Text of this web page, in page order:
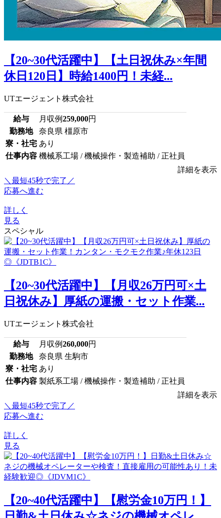
【20~30代活躍中】【土日祝休み×年間
休日120日】時給1400円！未経...
UTエージェント株式会社
給与 月収例259,000円
勤務地
奈良県 橿原市
寮・社宅 あり
仕事内容 機械系工場 / 機械操作・製造補助 / 正社員
詳細を表示
＼最短45秒で完了／
応募へ進む
詳しく
見る
スペシャル
【20~30代活躍中】【月収26万円可×土
日祝休み】厚紙の運搬・セット作業...
UTエージェント株式会社
給与 月収例260,000円
勤務地
奈良県 生駒市
寮・社宅 あり
仕事内容 製紙系工場 / 機械操作・製造補助 / 正社員
詳細を表示
＼最短45秒で完了／
応募へ進む
詳しく
見る
【20~40代活躍中】【慰労金10万円！】